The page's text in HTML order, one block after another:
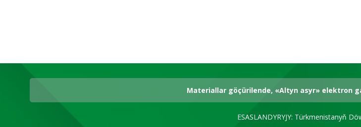
Materiallar göçürilende, «Altyn asyr» elektron
ESASLANDYRYJY: Türkmenistanyň